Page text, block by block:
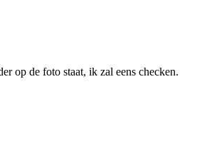
op de foto staat, ik zal eens checken.